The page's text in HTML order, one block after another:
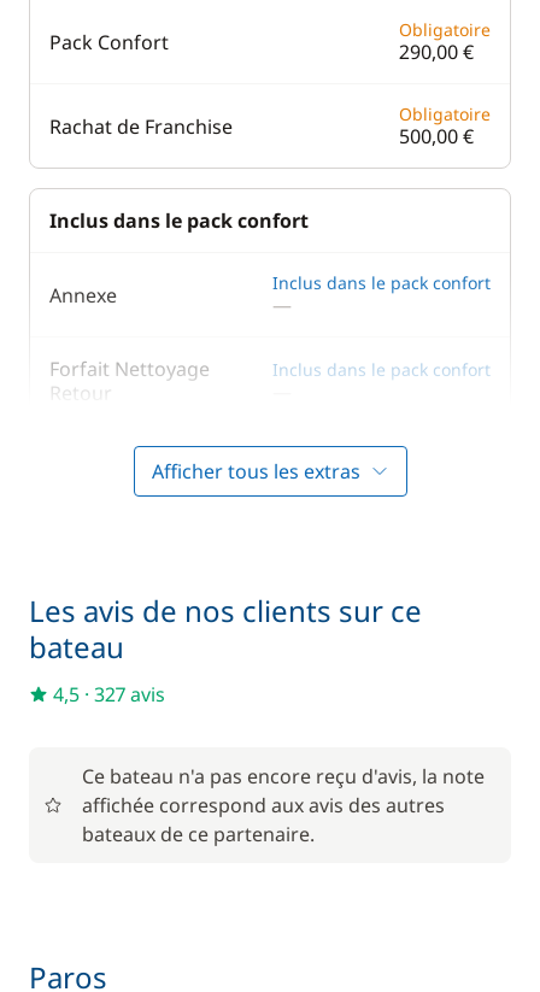
Pack Confort Obligatoire
290,00 €
Rachat de Franchise Obligatoire
500,00 €
Inclus dans le pack confort
Annexe Inclus dans le pack confort
—
Forfait Nettoyage
Retour
Inclus dans le pack confort
Kit de bienvenue Inclus dans le pack confort
—
Moteur Hors Bord Inclus dans le pack confort
En option
Afficher tous les extras
Les avis de nos clients sur ce
bateau
4,5 · 327 avis
Ce bateau n'a pas encore reçu d'avis, la note
affichée correspond aux avis des autres
bateaux de ce partenaire.
Paros